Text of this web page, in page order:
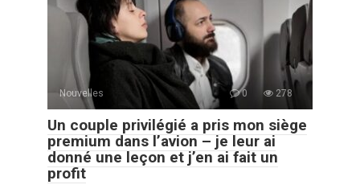
Nouvelles 0 278
Un couple privilégié a pris mon siège
premium dans l’avion – je leur ai
donné une leçon et j’en ai fait un
profit